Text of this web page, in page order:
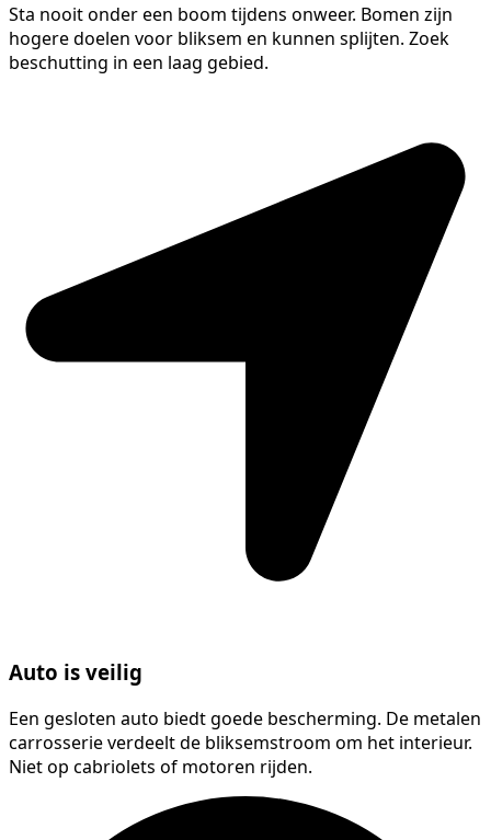
Sta nooit onder een boom tijdens onweer. Bomen zijn
hogere doelen voor bliksem en kunnen splijten. Zoek
beschutting in een laag gebied.
Auto is veilig
Een gesloten auto biedt goede bescherming. De metalen
carrosserie verdeelt de bliksemstroom om het interieur.
Niet op cabriolets of motoren rijden.